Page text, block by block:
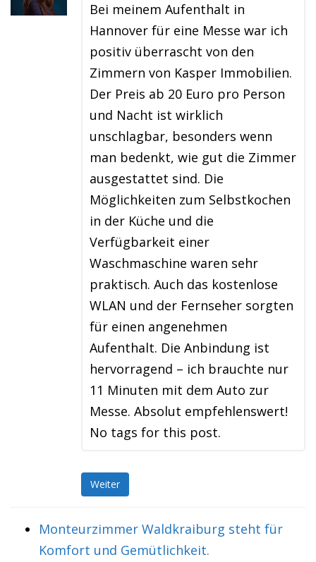
Bei meinem Aufenthalt in
Hannover für eine Messe war ich
positiv überrascht von den
Zimmern von Kasper Immobilien.
Der Preis ab 20 Euro pro Person
und Nacht ist wirklich
unschlagbar, besonders wenn
man bedenkt, wie gut die Zimmer
ausgestattet sind. Die
Möglichkeiten zum Selbstkochen
in der Küche und die
Verfügbarkeit einer
Waschmaschine waren sehr
praktisch. Auch das kostenlose
WLAN und der Fernseher sorgten
für einen angenehmen
Aufenthalt. Die Anbindung ist
hervorragend – ich brauchte nur
11 Minuten mit dem Auto zur
Messe. Absolut empfehlenswert!
No tags for this post.
Weiter
Monteurzimmer Waldkraiburg steht für
Komfort und Gemütlichkeit.